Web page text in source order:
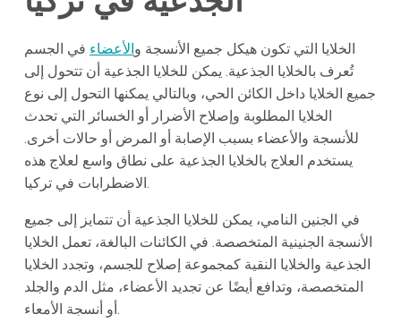
الخلايا التي تكون هيكل جميع الأنسجة والأعضاء في الجسم
تُعرف بالخلايا الجذعية. يمكن للخلايا الجذعية أن تتحول إلى
جميع الخلايا داخل الكائن الحي، وبالتالي يمكنها التحول إلى نوع
الخلايا المطلوبة وإصلاح الأضرار أو الخسائر التي تحدث
للأنسجة والأعضاء بسبب الإصابة أو المرض أو حالات أخرى.
يستخدم العلاج بالخلايا الجذعية على نطاق واسع لعلاج هذه
الاضطرابات في تركيا.
في الجنين النامي، يمكن للخلايا الجذعية أن تتمايز إلى جميع
الأنسجة الجنينية المتخصصة. في الكائنات البالغة، تعمل الخلايا
الجذعية والخلايا النقية كمجموعة إصلاح للجسم، وتجدد الخلايا
المتخصصة، وتدافع أيضًا عن تجديد الأعضاء، مثل الدم والجلد
أو أنسجة الأمعاء.